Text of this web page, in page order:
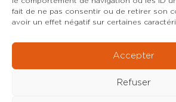
fait de ne pas consentir ou de retirer son
avoir un effet négatif sur certaines
Accepter
Refuser